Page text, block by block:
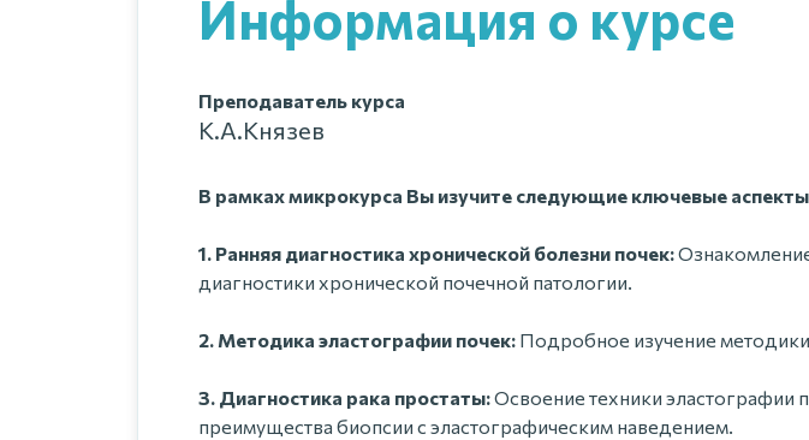
Информация о курсе
Преподаватель курса
К.А.Князев
В рамках микрокурса Вы изучите следующие ключевые
1. Ранняя диагностика хронической болезни почек:
диагностики хронической почечной патологии.
2. Методика эластографии почек: Подробное изучение
3. Диагностика рака простаты:Освоение техники эластографии
преимущества биопсии с эластографическим наведением.